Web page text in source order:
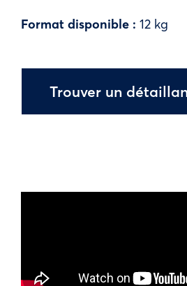
Format disponible : 12 kg
Trouver un